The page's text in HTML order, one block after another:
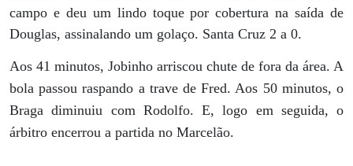
campo e deu um lindo toque por cobertura na saída de
Douglas, assinalando um golaço. Santa Cruz 2 a 0.
Aos 41 minutos, Jobinho arriscou chute de fora da área. A
bola passou raspando a trave de Fred. Aos 50 minutos, o
Braga diminuiu com Rodolfo. E, logo em seguida, o
árbitro encerrou a partida no Marcelão.